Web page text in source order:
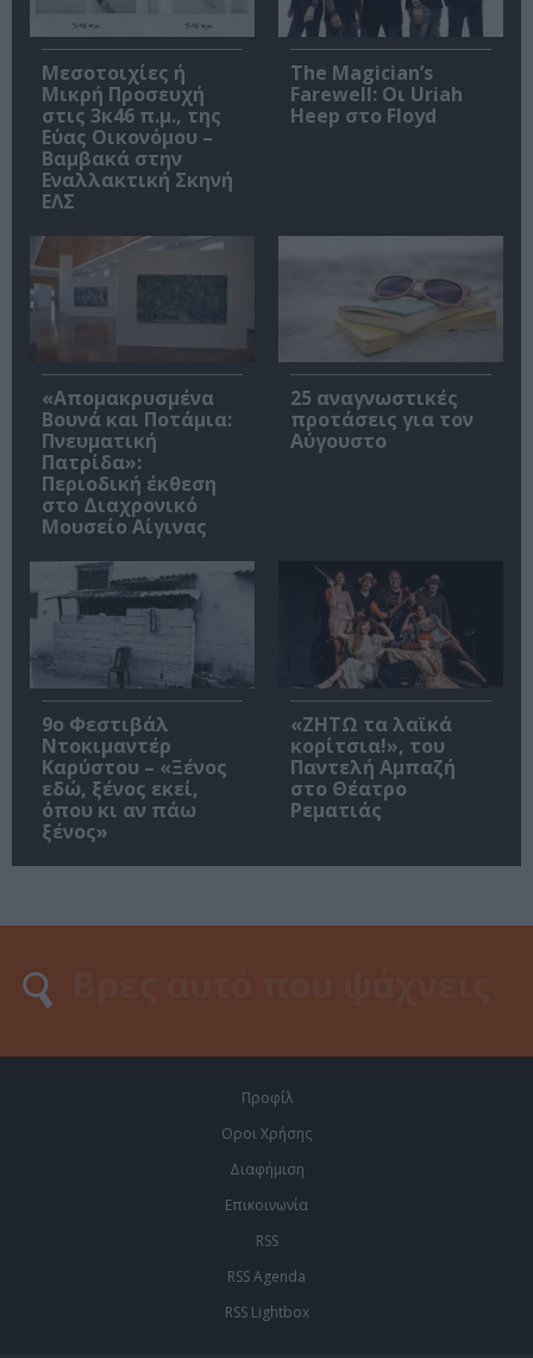
Μεσοτοιχίες ή
Μικρή Προσευχή
στις 3κ46 π.μ., της
Εύας Οικονόμου –
Βαμβακά στην
Εναλλακτική Σκηνή
ΕΛΣ
The Magician’s
Farewell: Οι Uriah
Heep στο Floyd
«Απομακρυσμένα
Βουνά και Ποτάμια:
Πνευματική
Πατρίδα»:
Περιοδική έκθεση
στο Διαχρονικό
Μουσείο Αίγινας
25 αναγνωστικές
προτάσεις για τον
Αύγουστο
9ο Φεστιβάλ
Ντοκιμαντέρ
Καρύστου – «Ξένος
εδώ, ξένος εκεί,
όπου κι αν πάω
ξένος»
«ΖΗΤΩ τα λαϊκά
κορίτσια!», του
Παντελή Αμπαζή
στο Θέατρο
Ρεματιάς
Προφίλ
Οροι Χρήσης
Διαφήμιση
Επικοινωνία
RSS
RSS Agenda
RSS Lightbox